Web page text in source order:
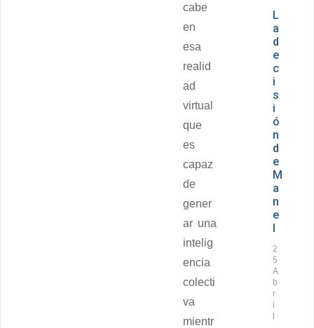
cabe
en
esa
realid
ad
virtual
que
es
capaz
de
gener
ar una
intelig
encia
colecti
va
mientr
L
a
d
e
c
i
s
i
ó
n
d
e
M
a
n
e
l
2
5
A
b
r
i
l